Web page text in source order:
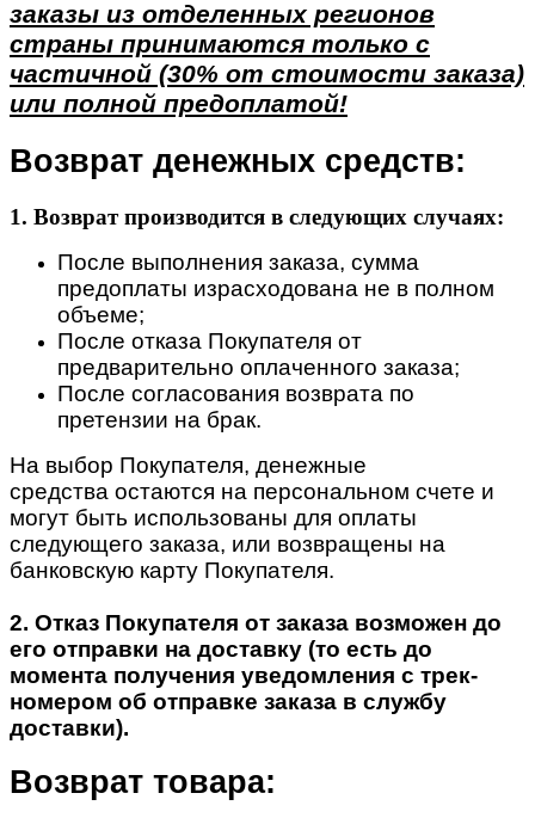
заказы из отделенных регионов
страны принимаются только с
частичной (30% от стоимости заказа)
или полной предоплатой!
Возврат денежных средств:
1. Возврат производится в следующих случаях:
После выполнения заказа, сумма
предоплаты израсходована не в полном
объеме;
После отказа Покупателя от
предварительно оплаченного заказа;
После согласования возврата по
претензии на брак.
На выбор Покупателя, денежные
средства остаются на персональном счете и
могут быть использованы для оплаты
следующего заказа, или возвращены на
банковскую карту Покупателя.
2. Отказ Покупателя от заказа возможен до
его отправки на доставку (то есть до
момента получения уведомления с трек-
номером об отправке заказа в службу
доставки).
Возврат товара: